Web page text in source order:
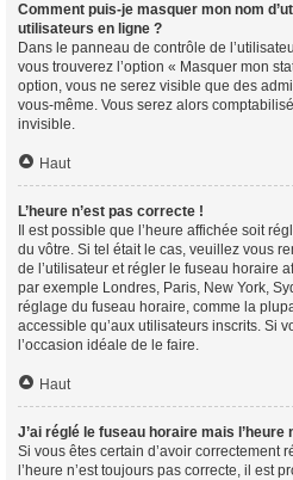
Comment puis-je masquer mon nom
utilisateurs en ligne ?
Dans le panneau de contrôle de
vous trouverez l’option « Masquer mon
option, vous ne serez visible que des
vous-même. Vous serez alors
invisible.
Haut
L’heure n’est pas correcte !
Il est possible que l’heure affichée soit
du vôtre. Si tel était le cas, veuillez vous
de l’utilisateur et régler le fuseau horaire
par exemple Londres, Paris, New York,
réglage du fuseau horaire, comme la
accessible qu’aux utilisateurs inscrits. Si
l’occasion idéale de le faire.
Haut
J’ai réglé le fuseau horaire mais
Si vous êtes certain d’avoir correctement
l’heure n’est toujours pas correcte, il est